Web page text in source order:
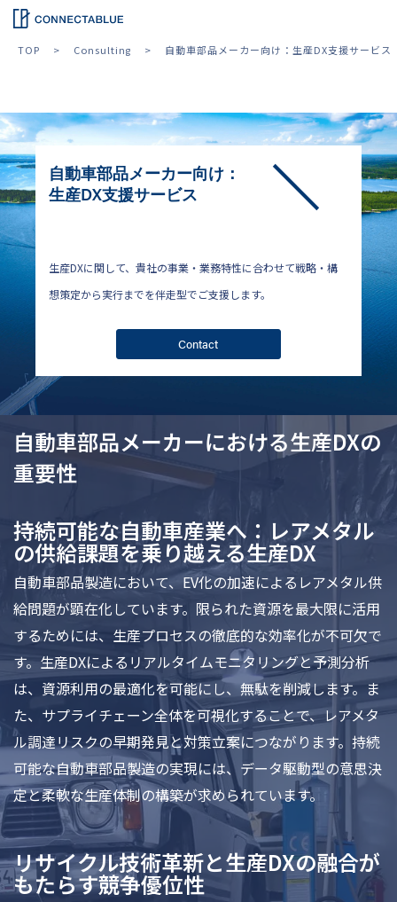
TOP Consulting 自動車部品メーカー向け：生産DX支援サービス
自動車部品メーカー向け：
生産DX支援サービス
生産DXに関して、貴社の事業・業務特性に合わせて戦略・構
想策定から実行までを伴走型でご支援します。
Contact
自動車部品メーカーにおける生産DXの
重要性
持続可能な自動車産業へ：レアメタル
の供給課題を乗り越える生産DX
自動車部品製造において、EV化の加速によるレアメタル供
給問題が顕在化しています。限られた資源を最大限に活用
するためには、生産プロセスの徹底的な効率化が不可欠で
す。生産DXによるリアルタイムモニタリングと予測分析
は、資源利用の最適化を可能にし、無駄を削減します。ま
た、サプライチェーン全体を可視化することで、レアメタ
ル調達リスクの早期発見と対策立案につながります。持続
可能な自動車部品製造の実現には、データ駆動型の意思決
定と柔軟な生産体制の構築が求められています。
リサイクル技術革新と生産DXの融合が
もたらす競争優位性